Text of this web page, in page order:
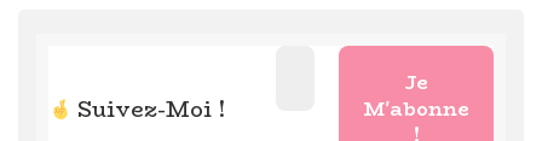
Suivez-Moi !